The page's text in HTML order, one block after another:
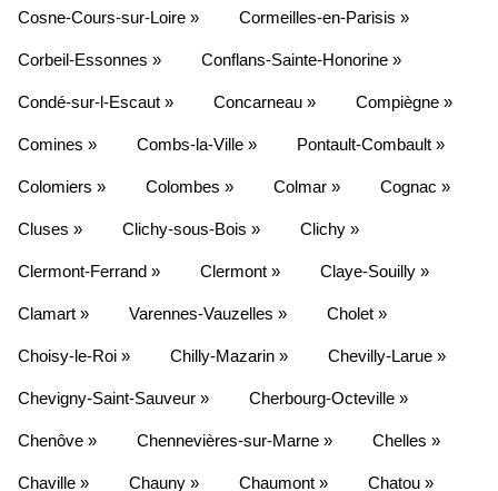
Cosne-Cours-sur-Loire » Cormeilles-en-Parisis »
Corbeil-Essonnes » Conflans-Sainte-Honorine »
Condé-sur-l-Escaut » Concarneau » Compiègne »
Comines » Combs-la-Ville » Pontault-Combault »
Colomiers » Colombes » Colmar » Cognac »
Cluses » Clichy-sous-Bois » Clichy »
Clermont-Ferrand » Clermont » Claye-Souilly »
Clamart » Varennes-Vauzelles » Cholet »
Choisy-le-Roi » Chilly-Mazarin » Chevilly-Larue »
Chevigny-Saint-Sauveur » Cherbourg-Octeville »
Chenôve » Chennevières-sur-Marne » Chelles »
Chaville » Chauny » Chaumont » Chatou »